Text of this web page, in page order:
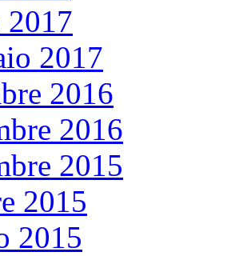
2017
2017
2016
2016
2015
2015
2015